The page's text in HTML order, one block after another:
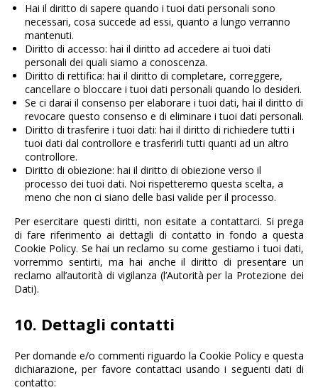
Hai il diritto di sapere quando i tuoi dati personali sono
necessari, cosa succede ad essi, quanto a lungo verranno
mantenuti.
Diritto di accesso: hai il diritto ad accedere ai tuoi dati
personali dei quali siamo a conoscenza.
Diritto di rettifica: hai il diritto di completare, correggere,
cancellare o bloccare i tuoi dati personali quando lo desideri.
Se ci darai il consenso per elaborare i tuoi dati, hai il diritto di
revocare questo consenso e di eliminare i tuoi dati personali.
Diritto di trasferire i tuoi dati: hai il diritto di richiedere tutti i
tuoi dati dal controllore e trasferirli tutti quanti ad un altro
controllore.
Diritto di obiezione: hai il diritto di obiezione verso il
processo dei tuoi dati. Noi rispetteremo questa scelta, a
meno che non ci siano delle basi valide per il processo.
Per esercitare questi diritti, non esitate a contattarci. Si prega
di fare riferimento ai dettagli di contatto in fondo a questa
Cookie Policy. Se hai un reclamo su come gestiamo i tuoi dati,
vorremmo sentirti, ma hai anche il diritto di presentare un
reclamo all’autorità di vigilanza (l’Autorità per la Protezione dei
Dati).
10. Dettagli contatti
Per domande e/o commenti riguardo la Cookie Policy e questa
dichiarazione, per favore contattaci usando i seguenti dati di
contatto: